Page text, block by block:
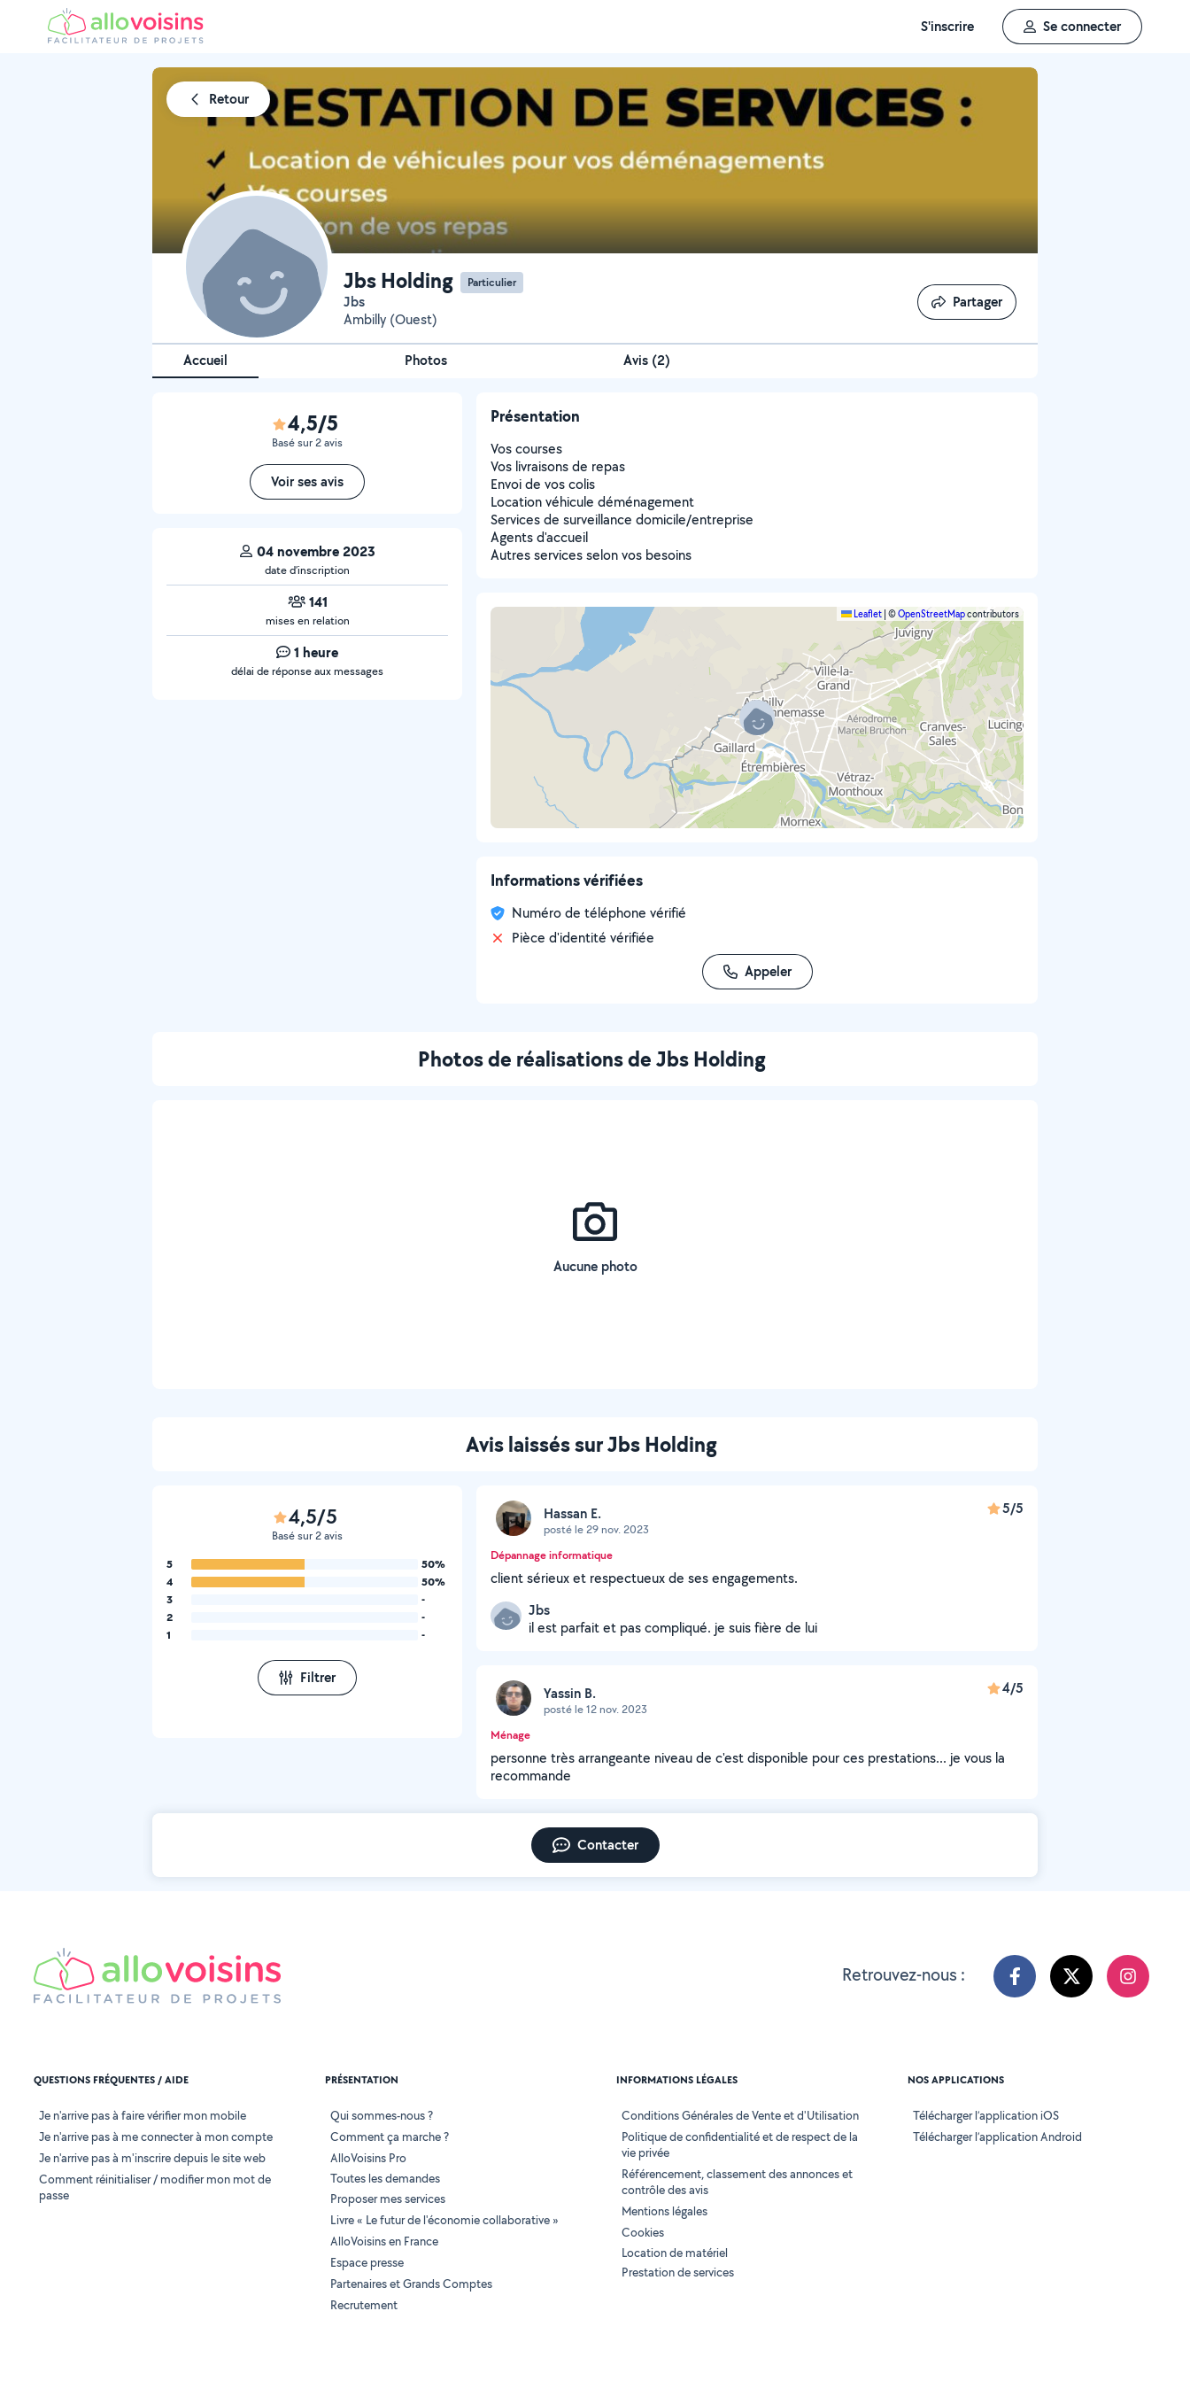
S'inscrire Se connecter
Retour
Jbs Holding Particulier
Jbs
Ambilly (Ouest)
Partager
Partager
Accueil Photos Avis (2)
4,5/5
Basé sur 2 avis
Voir ses avis
04 novembre 2023
date d’inscription
141
mises en relation
1 heure
délai de réponse aux messages
Présentation
Vos courses
Vos livraisons de repas
Envoi de vos colis
Location véhicule déménagement
Services de surveillance domicile/entreprise
Agents d'accueil
Autres services selon vos besoins
Leaflet ©OpenStreetMapcontributors
Informations vérifiées
Numéro de téléphone vérifié
Pièce d'identité vérifiée
Appeler
Photos de réalisations de Jbs Holding
Aucune photo
Avis laissés sur Jbs Holding
4,5/5
Basé sur 2 avis
5
50%
4
50%
3
-
2
-
1
-
Filtrer
Hassan E.
posté le 29 nov. 2023
5/5
Dépannage informatique
client sérieux et respectueux de ses engagements.
Jbs
il est parfait et pas compliqué. je suis fière de lui
Yassin B.
posté le 12 nov. 2023
4/5
Ménage
personne très arrangeante niveau de c'est disponible pour ces prestations... je vous la
recommande
Contacter
Retrouvez-nous :
QUESTIONS FRÉQUENTES / AIDE
Je n'arrive pas à faire vérifier mon mobile
Je n'arrive pas à me connecter à mon compte
Je n'arrive pas à m'inscrire depuis le site web
Comment réinitialiser / modifier mon mot de
passe
PRÉSENTATION
Qui sommes-nous ?
Comment ça marche ?
AlloVoisins Pro
Toutes les demandes
Proposer mes services
Livre « Le futur de l'économie collaborative »
AlloVoisins en France
Espace presse
Partenaires et Grands Comptes
Recrutement
INFORMATIONS LÉGALES
Conditions Générales de Vente et d'Utilisation
Politique de confidentialité et de respect de la
vie privée
Référencement, classement des annonces et
contrôle des avis
Mentions légales
Cookies
Location de matériel
Prestation de services
NOS APPLICATIONS
Télécharger l’application iOS
Télécharger l’application Android